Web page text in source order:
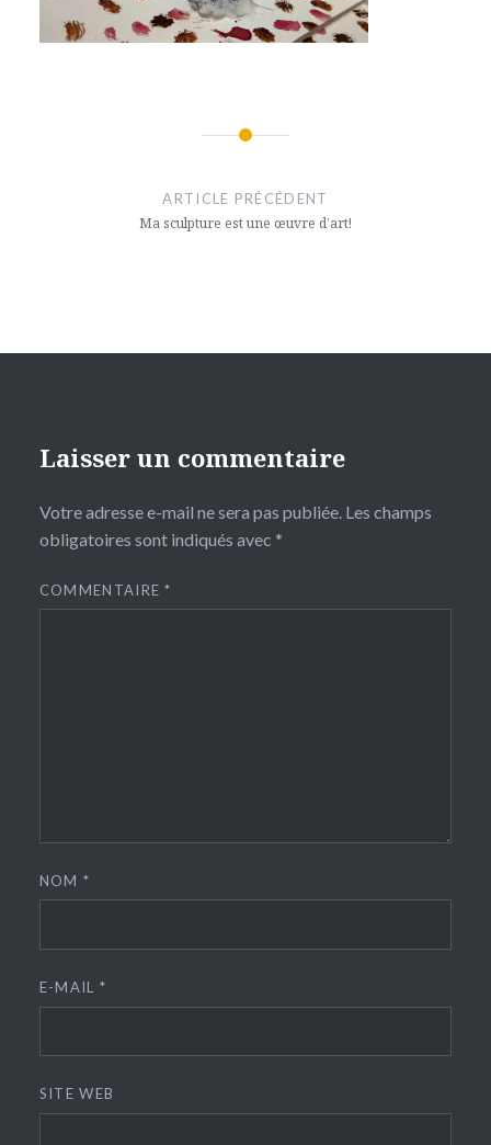
ARTICLE PRÉCÉDENT
Ma sculpture est une œuvre d’art!
Laisser un commentaire
Votre adresse e-mail ne sera pas publiée. Les champs
obligatoires sont indiqués avec *
COMMENTAIRE*
NOM*
E-MAIL *
SITE WEB